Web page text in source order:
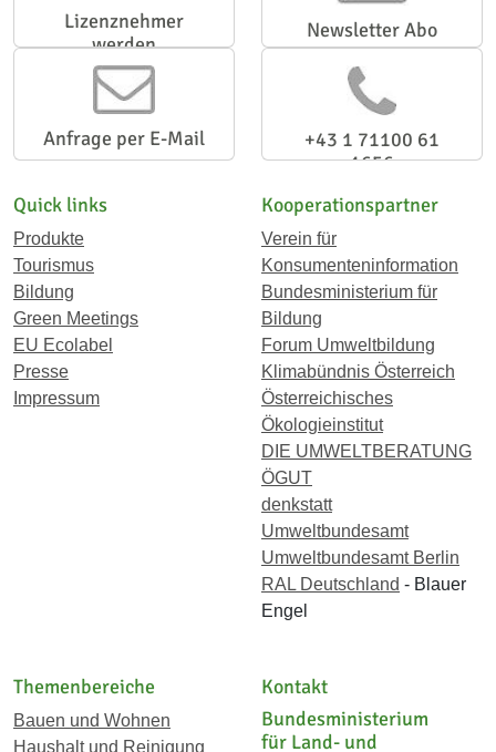
Lizenznehmer
werden
Newsletter Abo
Anfrage per E-Mail
+43 1 71100 61
1656
Quick links
Produkte
Tourismus
Bildung
Green Meetings
EU Ecolabel
Presse
Impressum
Kooperationspartner
Verein für
Konsumenteninformation
Bundesministerium für
Bildung
Forum Umweltbildung
Klimabündnis Österreich
Österreichisches
Ökologieinstitut
DIE UMWELTBERATUNG
ÖGUT
denkstatt
Umweltbundesamt
Umweltbundesamt Berlin
RAL Deutschland - Blauer
Engel
Themenbereiche
Bauen und Wohnen
Haushalt und Reinigung
Kontakt
Bundesministerium
für Land- und